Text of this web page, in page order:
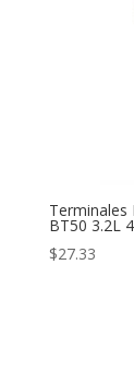
Terminales
BT50 3.2L
$27.33